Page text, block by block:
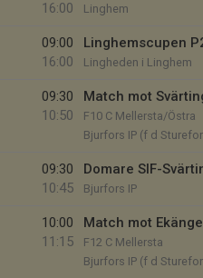
16:00
Linghem
09:00
16:00
Linghemscupen
Lingheden i Linghem
09:30
10:50
Match mot
F10 C Mellersta/Östra
Bjurfors IP (f d
09:30
10:45
Domare SIF-
Bjurfors IP
10:00
11:15
Match mot
F12 C Mellersta
Bjurfors IP (f d